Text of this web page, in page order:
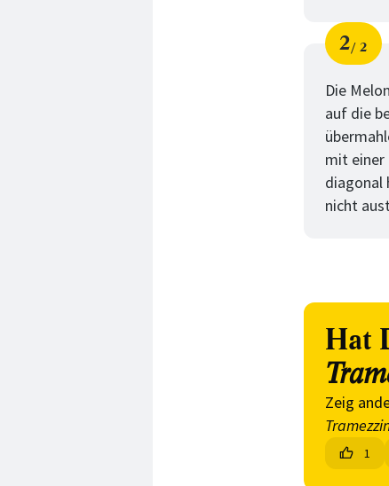
2
von
2
Die
auf die
mit einer
diagonal
nicht
Hat
Zeig
1